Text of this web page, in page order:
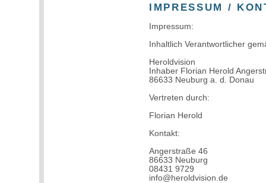
IMPRESSUM /
Impressum:
Inhaltlich Verantwortlicher
Heroldvision
Inhaber Florian Herold
86633 Neuburg a. d. Donau
Vertreten durch:
Florian Herold
Kontakt:
Angerstraße 46
86633 Neuburg
08431 9729
info@heroldvision.de